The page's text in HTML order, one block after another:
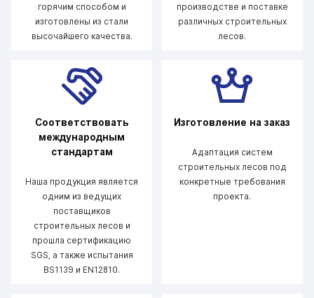
горячим способом и
изготовлены из стали
высочайшего качества.
производстве и поставке
различных строительных
лесов.
Соответствовать
международным
стандартам
Наша продукция является
одним из ведущих
поставщиков
строительных лесов и
прошла сертификацию
SGS, а также испытания
BS1139 и EN12810.
Изготовление на заказ
Адаптация систем
строительных лесов под
конкретные требования
проекта.